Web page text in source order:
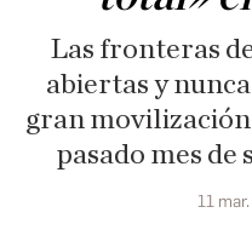
Las fronteras
abiertas y
gran movilización
pasado mes de
11